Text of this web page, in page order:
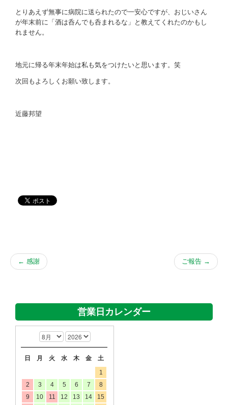
とりあえず無事に病院に送られたので一安心ですが、おじいさん
が年末前に「酒は呑んでも呑まれるな」と教えてくれたのかもし
れません。
地元に帰る年末年始は私も気をつけたいと思います。笑
次回もよろしくお願い致します。
近藤邦望
← 感謝 ご報告 →
営業日カレンダー
日 月 火 水 木 金 土
1
2
3 4 5 6 7
8
9
10 11 12 13 14
15